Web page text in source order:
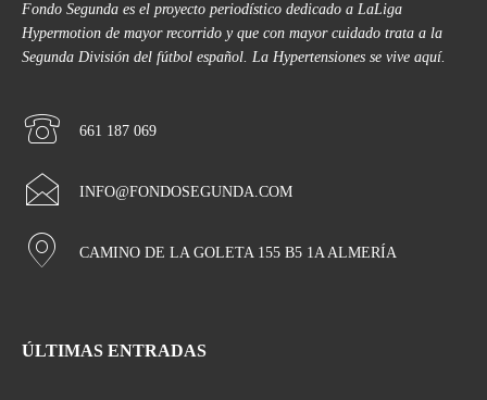
Fondo Segunda es el proyecto periodístico dedicado a LaLiga
Hypermotion de mayor recorrido y que con mayor cuidado trata a la
Segunda División del fútbol español. La Hypertensiones se vive aquí.
661 187 069
INFO@FONDOSEGUNDA.COM
CAMINO DE LA GOLETA 155 B5 1A ALMERÍA
ÚLTIMAS ENTRADAS